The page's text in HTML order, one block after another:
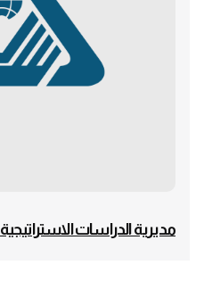
مديرية الدراسات الاستراتيجية